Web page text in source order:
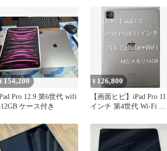
154,200
Pro 12.9 第6世代 wifi
ケース付き
¥ 126,800
【画面ヒビ】iPad Pro 11
インチ 第4世代 Wi-Fi ＋
ル M2/16GB